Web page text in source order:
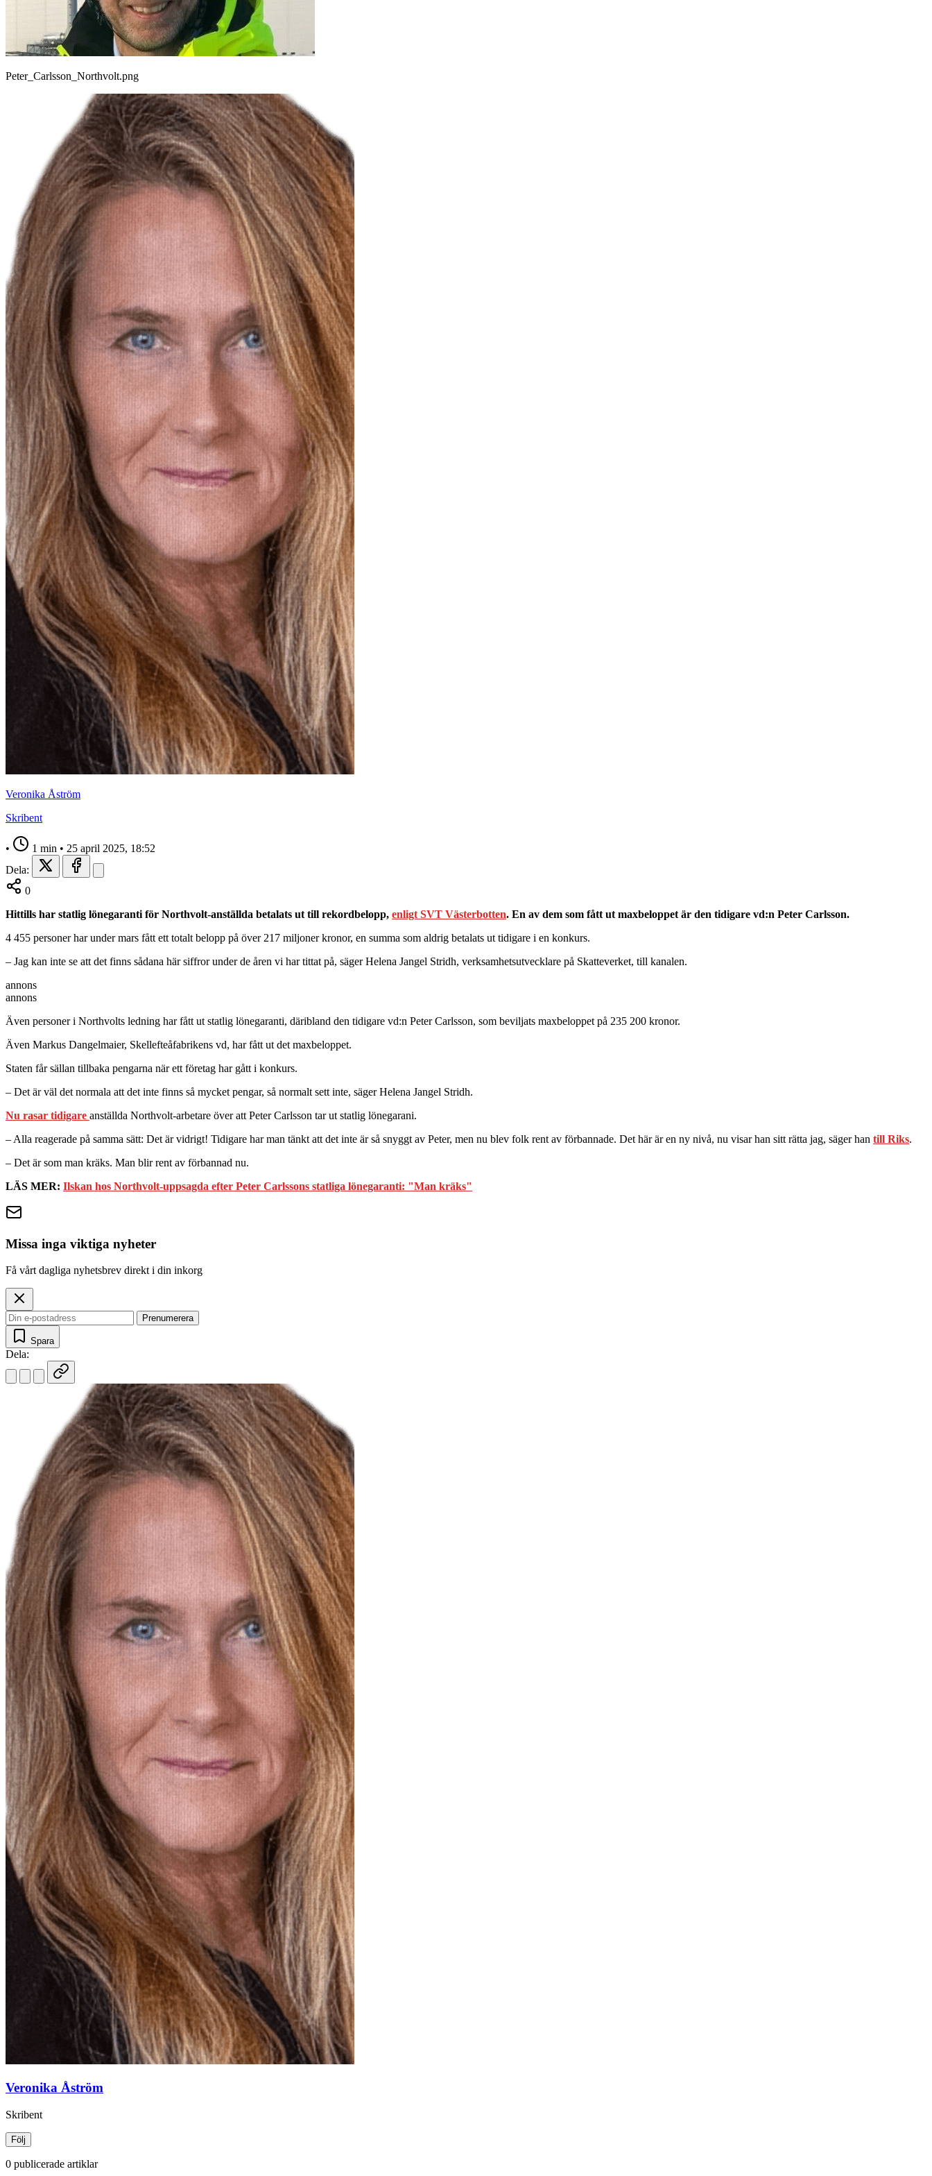
Peter_Carlsson_Northvolt.png
Veronika Åström
Skribent
• 1 min • 25 april 2025, 18:52
Dela:
0
Hittills har statlig lönegaranti för Northvolt-anställda betalats ut till rekordbelopp, enligt SVT Västerbotten. En av dem som fått ut maxbeloppet är den tidigare vd:n Peter Carlsson.
4 455 personer har under mars fått ett totalt belopp på över 217 miljoner kronor, en summa som aldrig betalats ut tidigare i en konkurs.
– Jag kan inte se att det finns sådana här siffror under de åren vi har tittat på, säger Helena Jangel Stridh, verksamhetsutvecklare på Skatteverket, till kanalen.
annons
annons
Även personer i Northvolts ledning har fått ut statlig lönegaranti, däribland den tidigare vd:n Peter Carlsson, som beviljats maxbeloppet på 235 200 kronor.
Även Markus Dangelmaier, Skellefteåfabrikens vd, har fått ut det maxbeloppet.
Staten får sällan tillbaka pengarna när ett företag har gått i konkurs.
– Det är väl det normala att det inte finns så mycket pengar, så normalt sett inte, säger Helena Jangel Stridh.
Nu rasar tidigare anställda Northvolt-arbetare över att Peter Carlsson tar ut statlig lönegarani.
– Alla reagerade på samma sätt: Det är vidrigt! Tidigare har man tänkt att det inte är så snyggt av Peter, men nu blev folk rent av förbannade. Det här är en ny nivå, nu visar han sitt rätta jag, säger han till Riks.
– Det är som man kräks. Man blir rent av förbannad nu.
LÄS MER: Ilskan hos Northvolt-uppsagda efter Peter Carlssons statliga lönegaranti: "Man kräks"
Missa inga viktiga nyheter
Få vårt dagliga nyhetsbrev direkt i din inkorg
Prenumerera
Spara
Dela:
Veronika Åström
Skribent
Följ
0 publicerade artiklar